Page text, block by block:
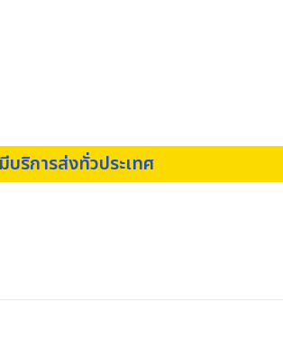
บริการส่งทั่วประเทศ